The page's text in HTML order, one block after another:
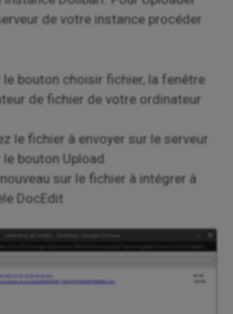
de votre instance procéder
le bouton choisir fichier, la fenêtre
de fichier de votre ordinateur
le fichier à envoyer sur le serveur
bouton Upload
sur le fichier à intégrer à
DocEdit